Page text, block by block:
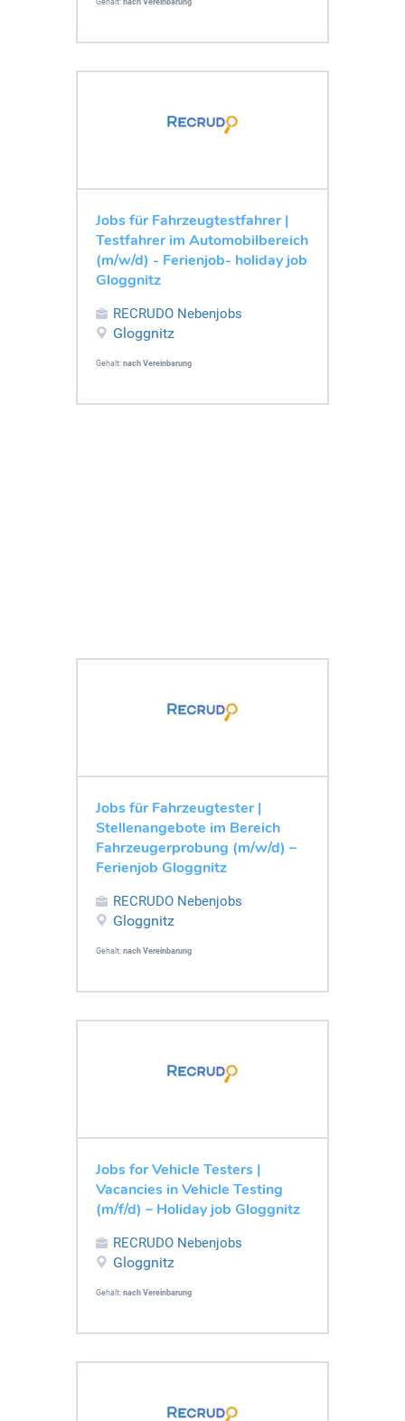
Jobs für Fahrzeugtestfahrer |
Testfahrer im Automobilbereich
(m/w/d) - Ferienjob- holiday job
Gloggnitz
RECRUDO Nebenjobs
Gloggnitz
Gehalt: nach Vereinbarung
Jobs für Fahrzeugtester |
Stellenangebote im Bereich
Fahrzeugerprobung (m/w/d) –
Ferienjob Gloggnitz
RECRUDO Nebenjobs
Gloggnitz
Gehalt: nach Vereinbarung
Jobs for Vehicle Testers |
Vacancies in Vehicle Testing
(m/f/d) – Holiday job Gloggnitz
RECRUDO Nebenjobs
Gloggnitz
Gehalt: nach Vereinbarung